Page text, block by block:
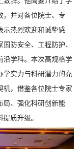
，并对各位院士、专
示热烈欢迎和诚挚感
防安全、工程防护、
沿学科。本次高规格学
学实力与科研潜力的充
机，借鉴各位院士专家
局、强化科研创新能
质升级。